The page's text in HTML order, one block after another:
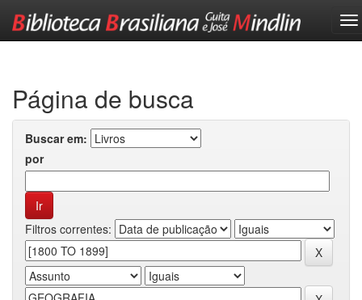
Página de busca
Buscar em:
por
Filtros correntes: